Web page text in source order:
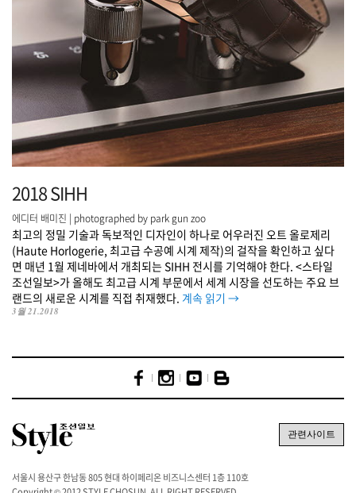
2018 SIHH
에디터 배미진 | photographed by park gun zoo
최고의 정밀 기술과 독보적인 디자인이 하나로 어우러진 오트 올로제리
(Haute Horlogerie, 최고급 수공예 시계 제작)의 걸작을 확인하고 싶다
면 매년 1월 제네바에서 개최되는 SIHH 전시를 기억해야 한다. <스타일
조선일보>가 올해도 최고급 시계 부문에서 세계 시장을 선도하는 주요 브
랜드의 새로운 시계를 직접 취재했다. 계속 읽기 →
3월 21.2018
서울시 용산구 한남동 805 현대 하이페리온 비즈니스센터 1층 110호